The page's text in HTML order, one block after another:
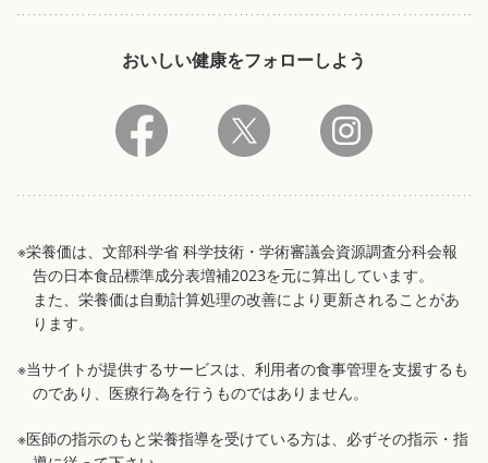
おいしい健康をフォローしよう
※栄養価は、文部科学省 科学技術・学術審議会資源調査分科会報
告の日本食品標準成分表増補2023を元に算出しています。
また、栄養価は自動計算処理の改善により更新されることがあ
ります。
※当サイトが提供するサービスは、利用者の食事管理を支援するも
のであり、医療行為を行うものではありません。
※医師の指示のもと栄養指導を受けている方は、必ずその指示・指